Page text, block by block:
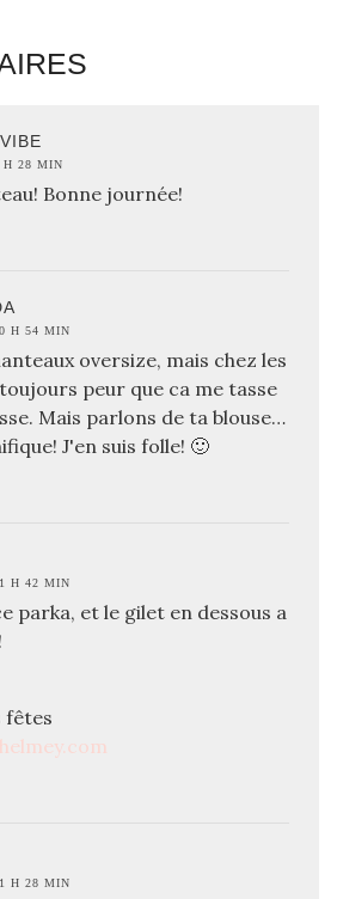
H 28 MIN
Bonne journée!
H 54 MIN
oversize, mais chez les
peur que ca me tasse
Mais parlons de ta blouse…
J'en suis folle! 🙂
H 42 MIN
parka, et le gilet en dessous a
fêtes
H 28 MIN